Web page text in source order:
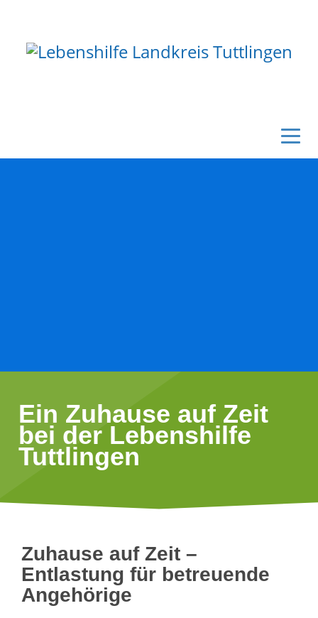
Ein Zuhause auf Zeit
bei der Lebenshilfe
Tuttlingen
Zuhause auf Zeit –
Entlastung für betreuende
Angehörige